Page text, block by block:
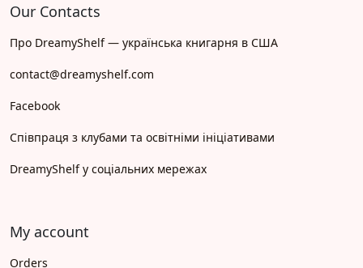
Our Contacts
Про DreamyShelf — українська книгарня в США
contact@dreamyshelf.com
Facebook
Співпраця з клубами та освітніми ініціативами
DreamyShelf у соціальних мережах
My account
Orders